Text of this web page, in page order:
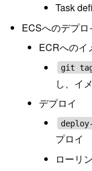
Task
ECSへのデプロ
ECRへのイ
git
し、イ
デプロイ
プロイ
ローリ